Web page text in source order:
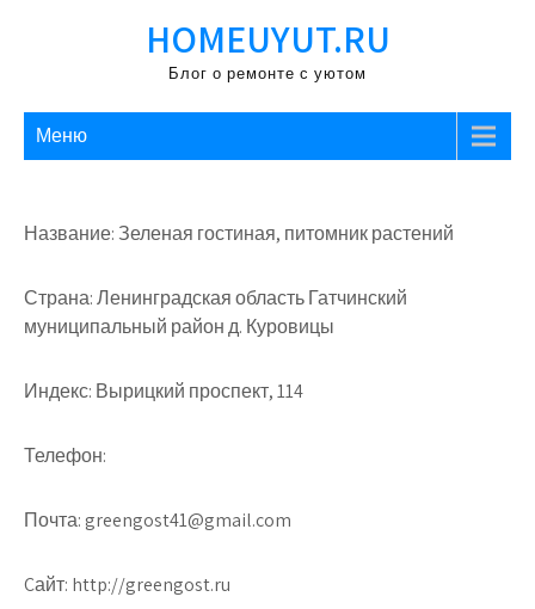
HOMEUYUT.RU
Блог о ремонте с уютом
Меню
Название: Зеленая гостиная, питомник растений
Страна: Ленинградская область Гатчинский
муниципальный район д. Куровицы
Индекс: Вырицкий проспект, 114
Телефон:
Почта: greengost41@gmail.com
Cайт: http://greengost.ru